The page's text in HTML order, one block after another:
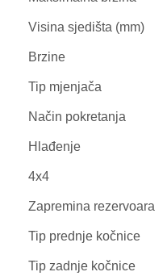
Visina sjedišta (mm)
Brzine
Tip mjenjača
Način pokretanja
Hlađenje
4x4
Zapremina rezervoara
Tip prednje kočnice
Tip zadnje kočnice